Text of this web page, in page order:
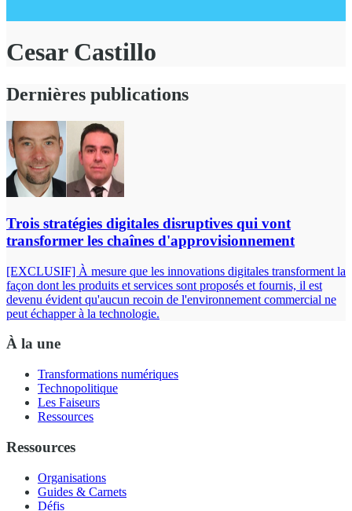
Cesar Castillo
Dernières publications
Trois stratégies digitales disruptives qui vont
transformer les chaînes d'approvisionnement
[EXCLUSIF] À mesure que les innovations digitales transforment la
façon dont les produits et services sont proposés et fournis, il est
devenu évident qu'aucun recoin de l'environnement commercial ne
peut échapper à la technologie.
À la une
Transformations numériques
Technopolitique
Les Faiseurs
Ressources
Ressources
Organisations
Guides & Carnets
Défis